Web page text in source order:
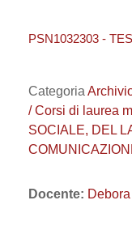
PSN1032303 -
Categoria
/ Corsi di laurea
SOCIALE, DEL
Docente: